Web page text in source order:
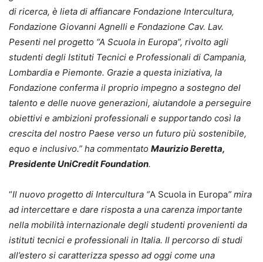
di ricerca, è lieta di affiancare Fondazione Intercultura,
Fondazione Giovanni Agnelli e Fondazione Cav. Lav.
Pesenti nel progetto “A Scuola in Europa”, rivolto agli
studenti degli Istituti Tecnici e Professionali di Campania,
Lombardia e Piemonte. Grazie a questa iniziativa, la
Fondazione conferma il proprio impegno a sostegno del
talento e delle nuove generazioni, aiutandole a perseguire
obiettivi e ambizioni professionali e supportando così la
crescita del nostro Paese verso un futuro più sostenibile,
equo e inclusivo.” ha commentato Maurizio Beretta,
Presidente UniCredit Foundation.
“Il nuovo progetto di Intercultura “A Scuola in Europa” mira
ad intercettare e dare risposta a una carenza importante
nella mobilità internazionale degli studenti provenienti da
istituti tecnici e professionali in Italia. Il percorso di studi
all’estero si caratterizza spesso ad oggi come una